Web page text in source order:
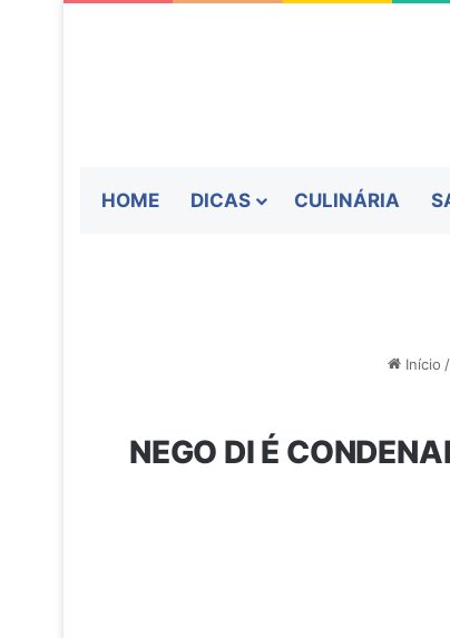
HOME DICAS CULINÁRIA
Início /
NEGO DI É